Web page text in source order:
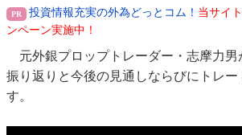
投資情報充実の外為どっとコム！ 当サイ
ンペーン実施中！
元外銀プロップトレーダー・志摩力男
振り返りと今後の見通しならびにトレー
す。